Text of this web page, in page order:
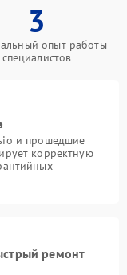
3
опыт работы
специалистов
и прошедшие
корректную
ремонт